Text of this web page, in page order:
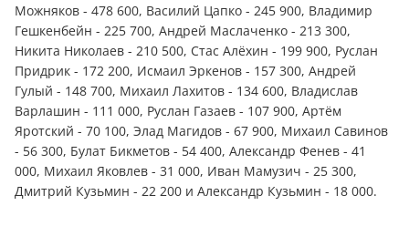
Можняков - 478 600, Василий Цапко - 245 900, Владимир
Гешкенбейн - 225 700, Андрей Маслаченко - 213 300,
Никита Николаев - 210 500, Стас Алёхин - 199 900, Руслан
Придрик - 172 200, Исмаил Эркенов - 157 300, Андрей
Гулый - 148 700, Михаил Лахитов - 134 600, Владислав
Варлашин - 111 000, Руслан Газаев - 107 900, Артём
Яротский - 70 100, Элад Магидов - 67 900, Михаил Савинов
- 56 300, Булат Бикметов - 54 400, Александр Фенев - 41
000, Михаил Яковлев - 31 000, Иван Мамузич - 25 300,
Дмитрий Кузьмин - 22 200 и Александр Кузьмин - 18 000.